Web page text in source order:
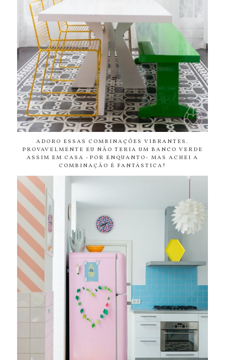
ADORO ESSAS COMBINAÇÕES VIBRANTES.
PROVAVELMENTE EU NÃO TERIA UM BANCO VERDE
ASSIM EM CASA -POR ENQUANTO- MAS ACHEI A
COMBINAÇÃO É FANTÁSTICA!